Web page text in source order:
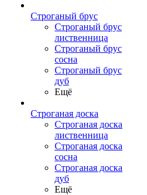
Строганый брус
Строганый брус
лиственница
Строганый брус
сосна
Строганый брус
дуб
Ещё
Строганая доска
Строганая доска
лиственница
Строганая доска
сосна
Строганая доска
дуб
Ещё